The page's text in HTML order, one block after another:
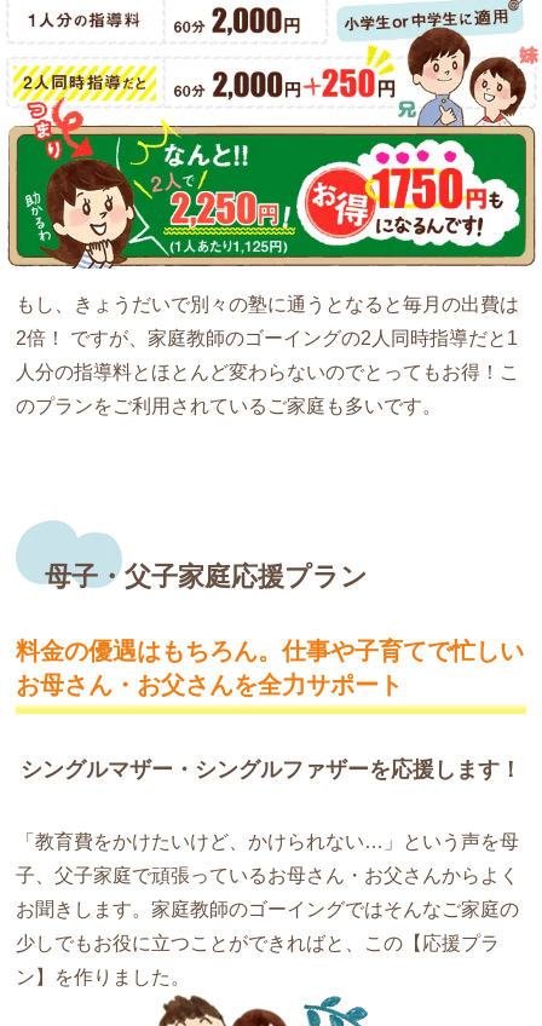
もし、きょうだいで別々の塾に通うとなると毎月の出費は
2倍！ ですが、家庭教師のゴーイングの2人同時指導だと 1
人分の指導料とほとんど変わらないのでとってもお得！こ
のプランをご利用されているご家庭も多いです。
母子・父子家庭応援プラン
料金の優遇はもちろん。仕事や子育てで忙しい
お母さん・お父さんを全力サポート
シングルマザー・シングルファザーを応援します！
「教育費をかけたいけど、かけられない…」という声を母
子、父子家庭で頑張っているお母さん・お父さんからよく
お聞きします。家庭教師のゴーイングではそんなご家庭の
少しでもお役に立つことができればと、この【応援プラ
ン】を作りました。